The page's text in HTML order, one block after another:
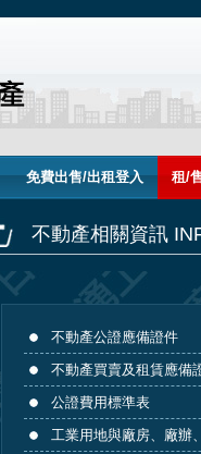
免費出售/出租登入 租/
不動產相關資訊
不動產公證應備證件
不動產買賣及租賃應備
公證費用標準表
工業用地與廠房、廠辦